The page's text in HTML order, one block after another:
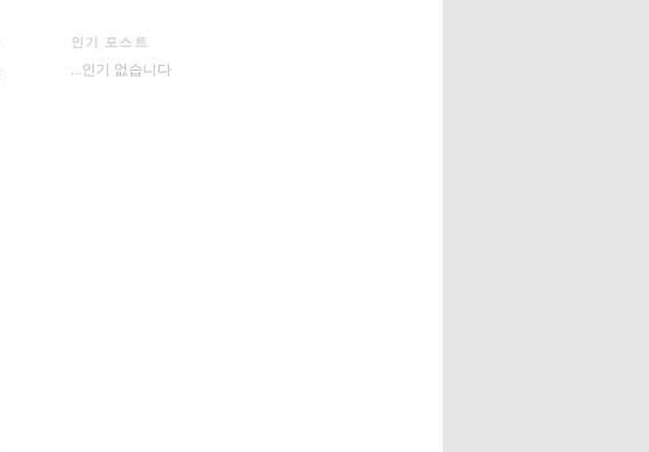
인기 포스트
...인기 없습니다